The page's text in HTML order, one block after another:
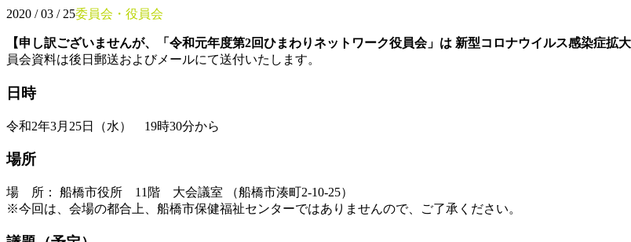
2020 / 03 / 25委員会・役員会
【申し訳ございませんが、「令和元年度第2回ひまわりネットワーク役員会」は 新型コロナウイルス感染症拡
員会資料は後日郵送およびメールにて送付いたします。
日時
令和2年3月25日（水） 19時30分から
場所
場 所： 船橋市役所 11階 大会議室 （船橋市湊町2-10-25）
※今回は、会場の都合上、船橋市保健福祉センターではありませんので、ご了承ください。